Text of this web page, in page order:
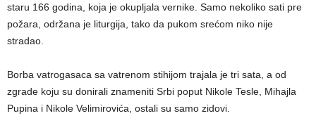
staru 166 godina, koja je okupljala vernike. Samo nekoliko sati pre
požara, održana je liturgija, tako da pukom srećom niko nije
stradao.
Borba vatrogasaca sa vatrenom stihijom trajala je tri sata, a od
zgrade koju su donirali znameniti Srbi poput Nikole Tesle, Mihajla
Pupina i Nikole Velimirovića, ostali su samo zidovi.